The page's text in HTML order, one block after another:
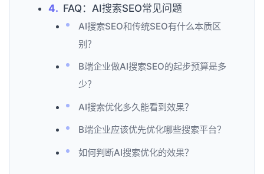
FAQ：AI搜索SEO常见问题
AI搜索SEO和传统SEO有什么本质区
别？
B端企业做AI搜索SEO的起步预算是多
少？
AI搜索优化多久能看到效果？
B端企业应该优先优化哪些搜索平台？
如何判断AI搜索优化的效果？